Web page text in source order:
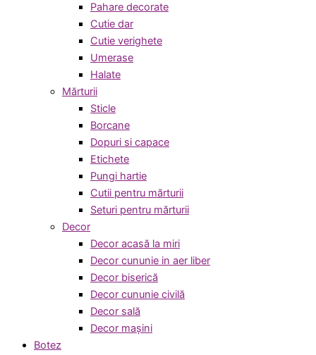
Pahare decorate
Cutie dar
Cutie verighete
Umerase
Halate
Mărturii
Sticle
Borcane
Dopuri si capace
Etichete
Pungi hartie
Cutii pentru mărturii
Seturi pentru mărturii
Decor
Decor acasă la miri
Decor cununie in aer liber
Decor biserică
Decor cununie civilă
Decor sală
Decor mașini
Botez